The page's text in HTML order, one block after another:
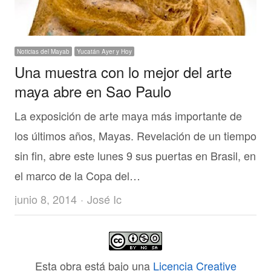
Noticias del Mayab Yucatán Ayer y Hoy
Una muestra con lo mejor del arte
maya abre en Sao Paulo
La exposición de arte maya más importante de
los últimos años, Mayas. Revelación de un tiempo
sin fin, abre este lunes 9 sus puertas en Brasil, en
el marco de la Copa del…
junio 8, 2014
Author
José Ic
Esta obra está bajo una Licencia Creative